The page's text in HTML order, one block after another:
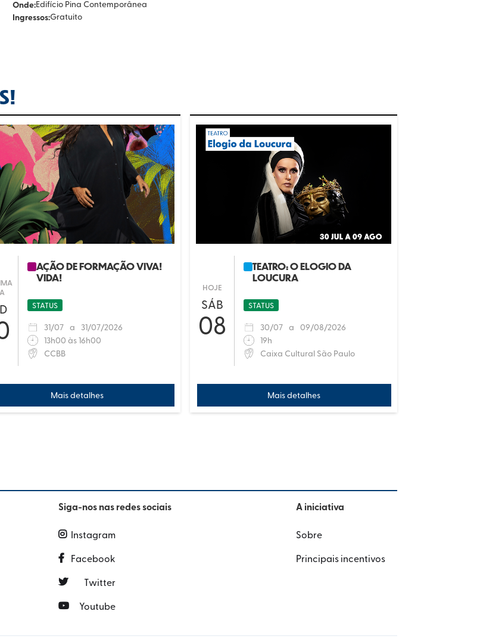
Onde:Edifício Pina Contemporânea
Ingressos:Gratuito
AÇÃO DE FORMAÇÃO VIVA!
VIDA!
STATUS
31/07 a 31/07/2026
13h00 às 16h00
CCBB
Mais detalhes
HOJE
SÁB
08
TEATRO: O ELOGIO DA
LOUCURA
STATUS
30/07 a 09/08/2026
19h
Caixa Cultural São Paulo
Mais detalhes
Siga-nos nas redes sociais
 Instagram
 Facebook
 Twitter
 Youtube
A iniciativa
Sobre
Principais incentivos